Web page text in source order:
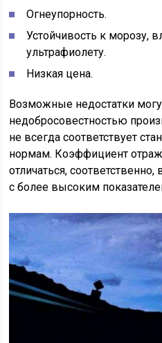
Огнеупорность.
Устойчивость к морозу,
ультрафиолету.
Низкая цена.
Возможные недостатки
недобросовестностью
не всегда соответствует
нормам. Коэффициент
отличаться,
с более высоким